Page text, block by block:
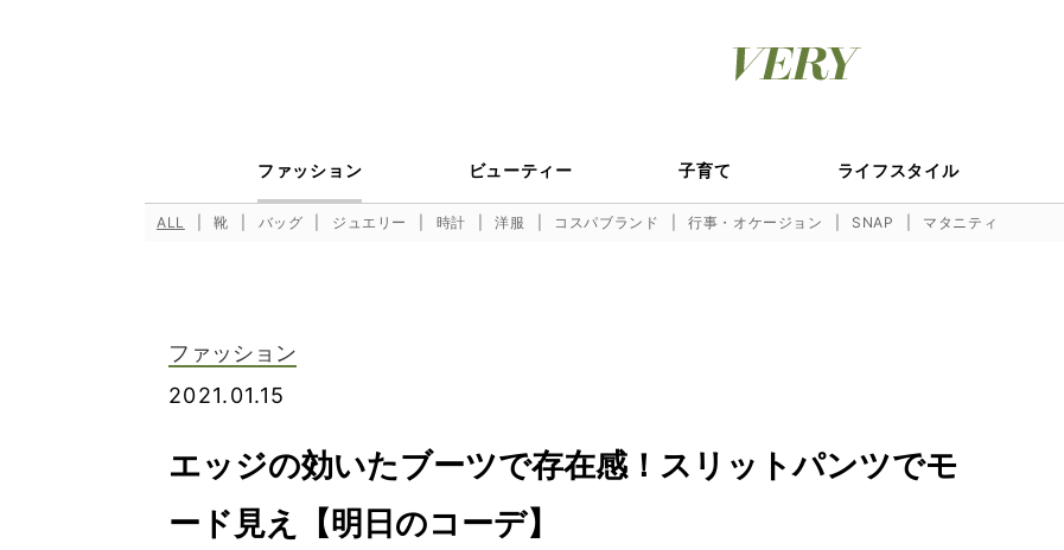
ファッション ビューティー 子育て ライフスタイル
ALL 靴 バッグ ジュエリー 時計 洋服 コスパブランド 行事・オケージョン SNAP マタニティ
ファッション
2021.01.15
エッジの効いたブーツで存在感！スリットパンツでモ
ード見え【明日のコーデ】